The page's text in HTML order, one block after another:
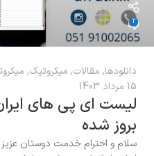
2
دانلودها, مقالات, میکروتیک,
15 مرداد 1403
لیست ای پی های
بروز شده
سلام و احترام خدمت دوستان عزیز